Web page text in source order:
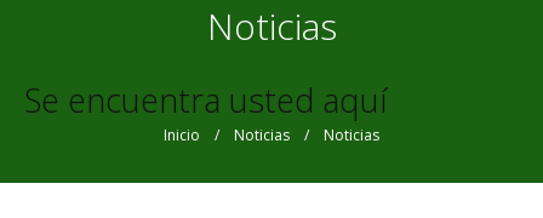
Noticias
Se encuentra usted aquí
Inicio / Noticias / Noticias